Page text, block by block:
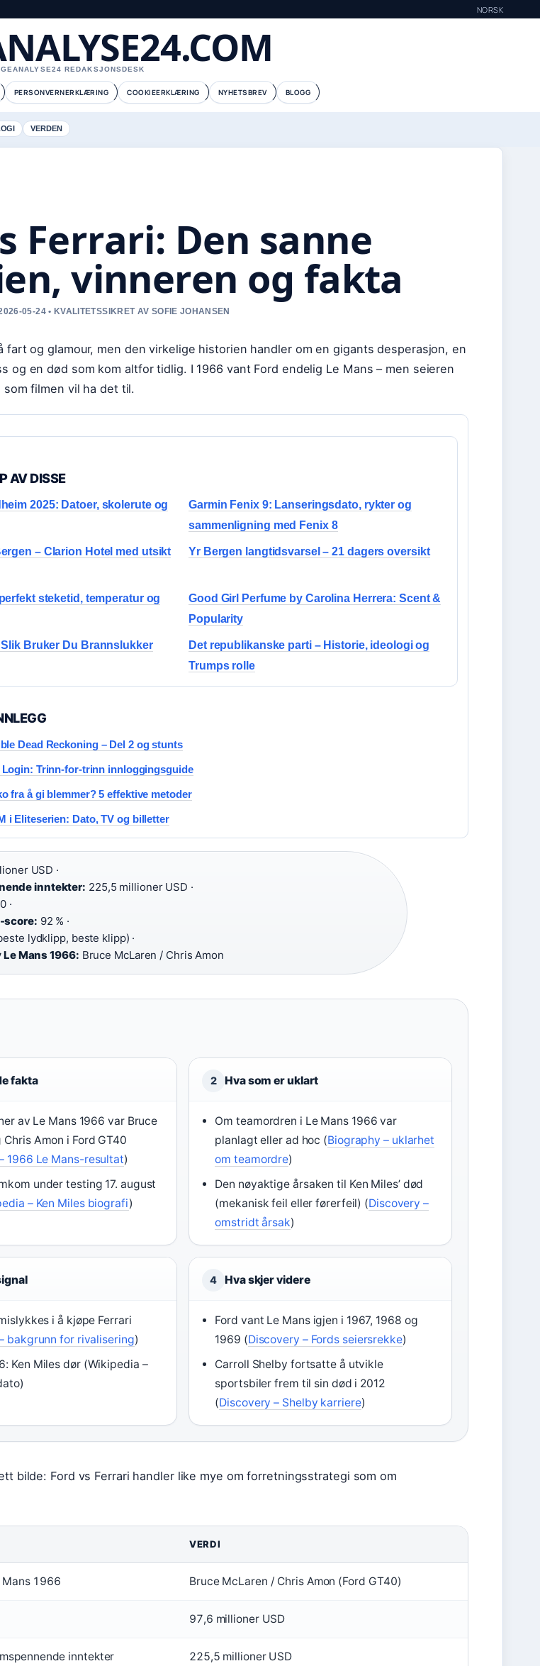
NORSK
REDAKSJONSDESK
PERSONVERNERKLÆRING COOKIEERKLÆRING NYHETSBREV BLOGG
VERDEN
Ferrari: Den sanne
vinneren og fakta
05-24 • KVALITETSSIKRET AV SOFIE JOHANSEN
fart og glamour, men den virkelige historien handler om en gigants desperasjon, en
og en død som kom altfor tidlig. I 1966 vant Ford endelig Le Mans – men seieren
filmen vil ha det til.
AV DISSE
2025: Datoer, skolerute og
Garmin Fenix 9: Lanseringsdato, rykter og
sammenligning med Fenix 8
– Clarion Hotel med utsikt
Yr Bergen langtidsvarsel – 21 dagers oversikt
steketid, temperatur og
Good Girl Perfume by Carolina Herrera: Scent &
Popularity
Bruker Du Brannslukker
Det republikanske parti – Historie, ideologi og
Trumps rolle
Dead Reckoning – Del 2 og stunts
Login: Trinn-for-trinn innloggingsguide
fra å gi blemmer? 5 effektive metoder
i Eliteserien: Dato, TV og billetter
USD ·
inntekter: 225,5 millioner USD ·
·
score: 92 % ·
lydklipp, beste klipp) ·
Mans 1966: Bruce McLaren / Chris Amon
fakta
av Le Mans 1966 var Bruce
Amon i Ford GT40
1966 Le Mans-resultat)
under testing 17. august
– Ken Miles biografi)
2 Hva som er uklart
Om teamordren i Le Mans 1966 var
planlagt eller ad hoc (Biography – uklarhet
om teamordre)
Den nøyaktige årsaken til Ken Miles’ død
(mekanisk feil eller førerfeil) (Discovery –
omstridt årsak)
i å kjøpe Ferrari
bakgrunn for rivalisering)
Ken Miles dør (Wikipedia –
4 Hva skjer videre
Ford vant Le Mans igjen i 1967, 1968 og
1969 (Discovery – Fords seiersrekke)
Carroll Shelby fortsatte å utvikle
sportsbiler frem til sin død i 2012
(Discovery – Shelby karriere)
bilde: Ford vs Ferrari handler like mye om forretningsstrategi som om
VERDI
1966 Bruce McLaren / Chris Amon (Ford GT40)
97,6 millioner USD
inntekter 225,5 millioner USD